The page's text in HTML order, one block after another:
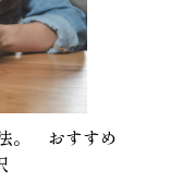
。 おすすめ